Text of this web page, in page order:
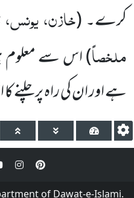
کرے۔ (خازن،
ملخصاً)اس سے معلوم
ہے اور ان کی راہ پر چلنے
of Dawat-e-Islami.